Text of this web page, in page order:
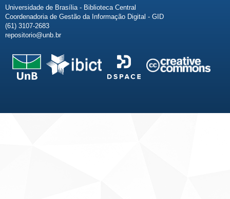
Universidade de Brasília - Biblioteca Central
Coordenadoria de Gestão da Informação Digital - GID
(61) 3107-2683
repositorio@unb.br